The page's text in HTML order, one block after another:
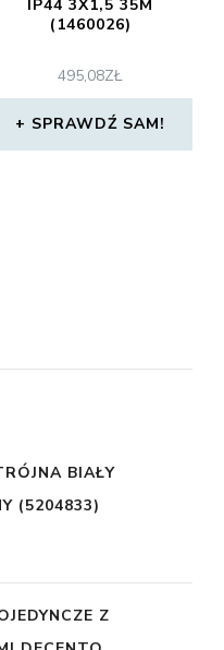
IP44 3X1,5 35M
(1460026)
495,08ZŁ
SPRAWDŹ SAM!
BIAŁY
(5204833)
Z